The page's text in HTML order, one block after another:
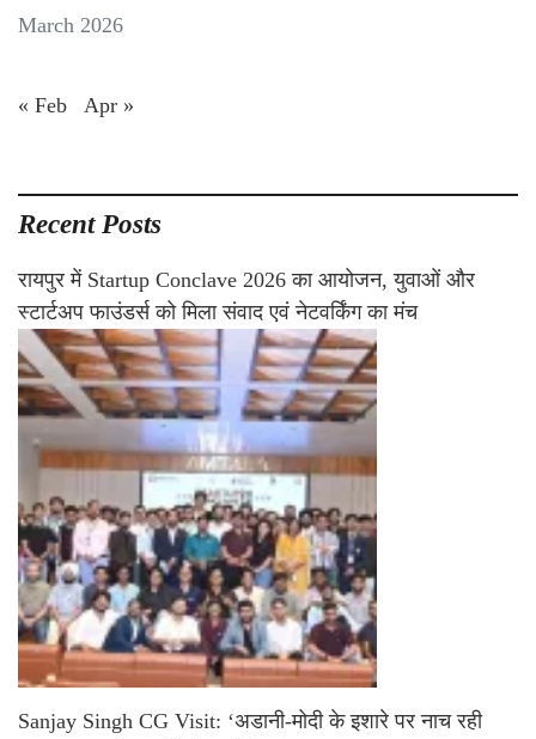
March 2026
« Feb Apr »
Recent Posts
रायपुर में Startup Conclave 2026 का आयोजन, युवाओं और
स्टार्टअप फाउंडर्स को मिला संवाद एवं नेटवर्किंग का मंच
Sanjay Singh CG Visit: ‘अडानी-मोदी के इशारे पर नाच रही